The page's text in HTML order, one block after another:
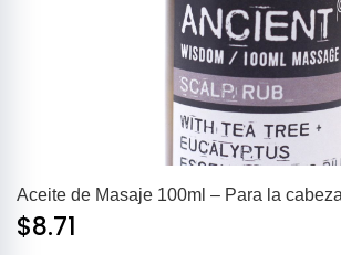
Aceite de Masaje 100ml – Para la cabeza
$8.71